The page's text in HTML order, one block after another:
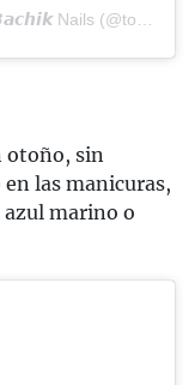
otoño, sin
las manicuras,
marino o